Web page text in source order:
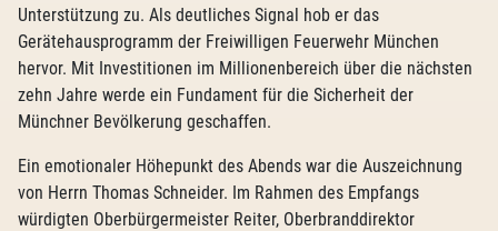
Unterstützung zu. Als deutliches Signal hob er das
Gerätehausprogramm der Freiwilligen Feuerwehr München
hervor. Mit Investitionen im Millionenbereich über die nächsten
zehn Jahre werde ein Fundament für die Sicherheit der
Münchner Bevölkerung geschaffen.
Ein emotionaler Höhepunkt des Abends war die Auszeichnung
von Herrn Thomas Schneider. Im Rahmen des Empfangs
würdigten Oberbürgermeister Reiter, Oberbranddirektor